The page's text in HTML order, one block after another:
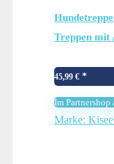
Treppen mit
Couch Bett
45,99 €
Im
Marke: